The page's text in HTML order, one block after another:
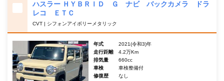
ハスラー ＨＹＢＲＩＤ Ｇ ナビ バックカメラ ドラ
レコ ＥＴＣ
CVT | シフォンアイボリーメタリック
年式
2021(令和3)年
走行距離
4.2万Km
排気量
660cc
車検
車検整備付
修復歴
なし